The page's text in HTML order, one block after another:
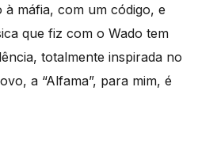
à máfia, com um código, e
que fiz com o Wado tem
totalmente inspirada no
a “Alfama”, para mim, é